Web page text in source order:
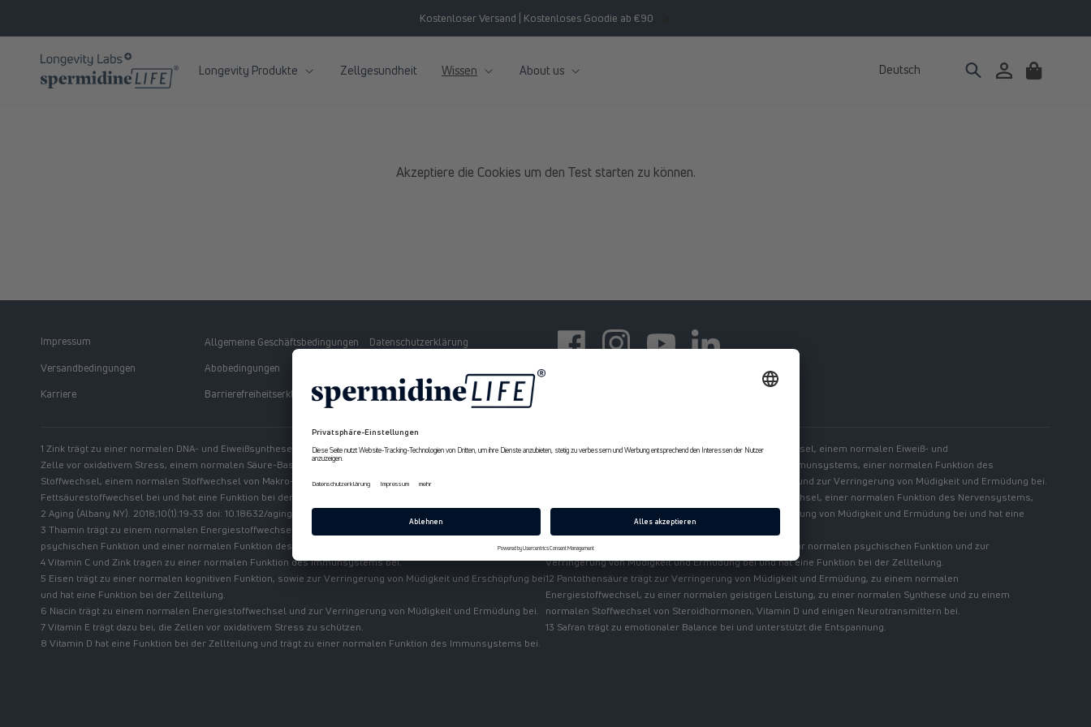
Inhalt
Kostenloser Versand | Kostenloses Goodie ab €90
Longevity Produkte Zellgesundheit Wissen About us Deutsch EinloggenWarenkorb
Akzeptiere die Cookies um den Test starten zu können.
Impressum Allgemeine Geschäftsbedingungen
Datenschutzerklärung
Versandbedingungen
Abobedingungen
Karriere
Barrierefreiheitserklärung B2B Partners
FacebookInstagramYouTubehttps://www.linkedin.com/showcase/spermidinelife
1 Zink trägt zu einer normalen DNA- und Eiweißsynthese, einer normalen kognitiven Funktion, dem Schutz der
Zelle vor oxidativem Stress, einem normalen Säure-Basen-Stoffwechsel, einem normalen Kohlenhydrat-
Stoffwechsel, einem normalen Stoffwechsel von Makro-nährstoffen und einem normalen
Fettsäurestoffwechsel bei und hat eine Funktion bei der Zellteilung.
2 Aging (Albany NY). 2018;10(1):19-33 doi: 10.18632/aging/101354.
3 Thiamin trägt zu einem normalen Energiestoffwechsel, einer normalen Herzfunktion, sowie einer normalen
psychischen Funktion und einer normalen Funktion des Nervensystems bei.
4 Vitamin C und Zink tragen zu einer normalen Funktion des Immunsystems bei.
5 Eisen trägt zu einer normalen kognitiven Funktion, sowie zur Verringerung von Müdigkeit und Erschöpfung bei
und hat eine Funktion bei der Zellteilung.
6 Niacin trägt zu einem normalen Energiestoffwechsel und zur Verringerung von Müdigkeit und Ermüdung bei.
7 Vitamin E trägt dazu bei, die Zellen vor oxidativem Stress zu schützen.
8 Vitamin D hat eine Funktion bei der Zellteilung und trägt zu einer normalen Funktion des Immunsystems bei.
9 Vitamin B6 trägt zu einem normalen Energiestoffwechsel, einem normalen Eiweiß- und
Glycogenstoffwechsel, einer normalen Funktion des Immunsystems, einer normalen Funktion des
Nervensystems, einer normalen psychischen Funktion und zur Verringerung von Müdigkeit und Ermüdung bei.
10 Vitamin B12 trägt zu einem normalen Energiestoffwechsel, einer normalen Funktion des Nervensystems,
einer normalen psychischen Funktion und zur Verringerung von Müdigkeit und Ermüdung bei und hat eine
Funktion bei der Zellteilung.
11 Folat trägt zu einer normalen Aminosäuresynthese, zur normalen psychischen Funktion und zur
Verringerung von Müdigkeit und Ermüdung bei und hat eine Funktion bei der Zellteilung.
12 Pantothensäure trägt zur Verringerung von Müdigkeit und Ermüdung, zu einem normalen
Energiestoffwechsel, zu einer normalen geistigen Leistung, zu einer normalen Synthese und zu einem
normalen Stoffwechsel von Steroidhormonen, Vitamin D und einigen Neurotransmittern bei.
13 Safran trägt zu emotionaler Balance bei und unterstützt die Entspannung.